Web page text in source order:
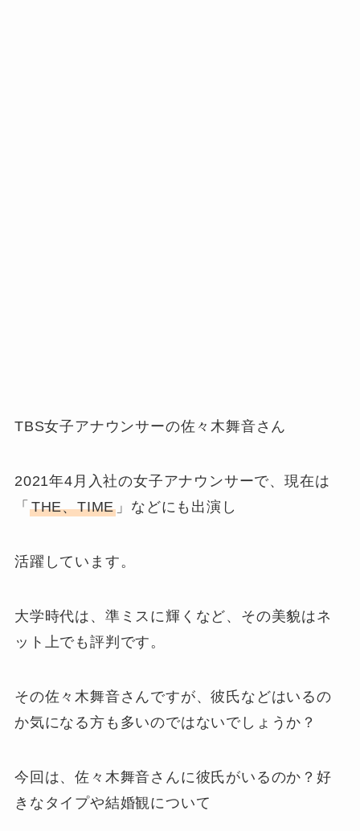
TBS女子アナウンサーの佐々木舞音さん
2021年4月入社の女子アナウンサーで、現在は
「 THE、TIME 」などにも出演し
活躍しています。
大学時代は、準ミスに輝くなど、その美貌はネ
ット上でも評判です。
その佐々木舞音さんですが、彼氏などはいるの
か気になる方も多いのではないでしょうか？
今回は、佐々木舞音さんに彼氏がいるのか？好
きなタイプや結婚観について